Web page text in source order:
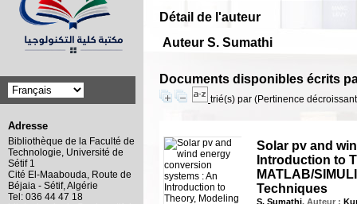
Détail de l'auteur
Auteur S. Sumathi
Documents disponibles écrits
trié(s) par (Pertinence
Solar pv and
Introduction to
MATLAB/
Techniques
S. Sumathi, Auteur ;
Adresse
Bibliothèque de la Faculté de
Technologie, Université de
Sétif 1
Cité El-Maabouda, Route de
Béjaia - Sétif, Algérie
Tel: 036 44 47 18